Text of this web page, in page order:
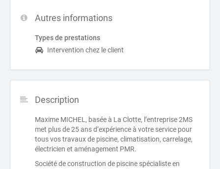
Autres informations
Types de prestations
Intervention chez le client
Description
Maxime MICHEL, basée à La Clotte, l’entreprise 2MS
met plus de 25 ans d’expérience à votre service pour
tous vos travaux de piscine, climatisation, carrelage,
électricien et aménagement PMR.
Société de construction de piscine spécialiste en